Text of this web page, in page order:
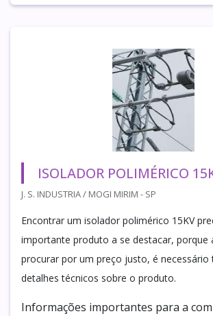
ISOLADOR POLIMÉRICO
J. S. INDUSTRIA / MOGI MIRIM - SP
Encontrar um isolador polimérico 15KV
importante produto a se destacar, porque
procurar por um preço justo, é necessário
detalhes técnicos sobre o produto.
Informações importantes para a